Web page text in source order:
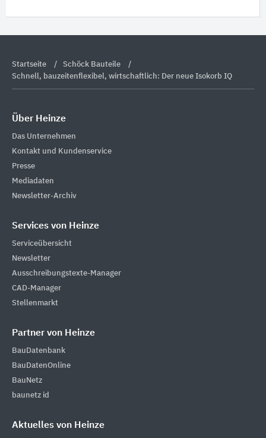
Startseite
Schöck Bauteile
Schnell, bauzeitenflexibel, wirtschaftlich: Der neue Isokorb IQ
Über Heinze
Das Unternehmen
Kontakt und Kundenservice
Presse
Mediadaten
Newsletter-Archiv
Services von Heinze
Serviceübersicht
Newsletter
Ausschreibungstexte-Manager
CAD-Manager
Stellenmarkt
Partner von Heinze
BauDatenbank
BauDatenOnline
BauNetz
baunetz id
Aktuelles von Heinze